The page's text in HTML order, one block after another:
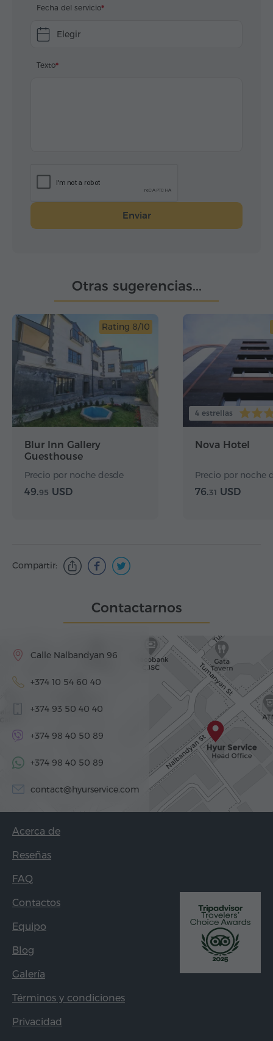
Fecha del servicio
Elegir
Texto
Enviar
Otras sugerencias...
Rating 8/10
Blur Inn Gallery
Guesthouse
Precio por noche desde
49.95 USD
4 estrellas
Nova Hotel
Precio por noche
76.31 USD
Compartir:
Contactarnos
Calle Nalbandyan 96
+374 10 54 60 40
+374 93 50 40 40
+374 98 40 50 89
+374 98 40 50 89
contact@hyurservice.com
Acerca de
Reseñas
FAQ
Contactos
Equipo
Blog
Galería
Términos y condiciones
Privacidad